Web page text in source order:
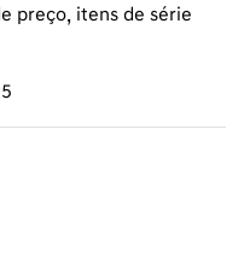
preço, itens de série